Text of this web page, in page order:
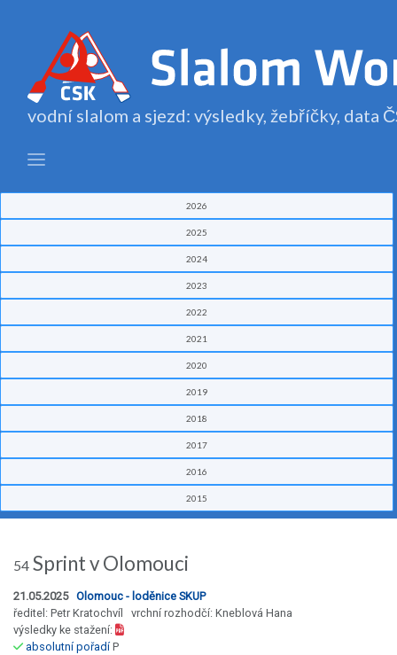
vodní slalom a sjezd: výsledky, žebříčky, data
2026
2025
2024
2023
2022
2021
2020
2019
2018
2017
2016
2015
54 Sprint v Olomouci
21.05.2025 Olomouc - loděnice SKUP
ředitel: Petr Kratochvíl vrchní rozhodčí: Kneblová Hana
výsledky ke stažení:
absolutní pořadíP